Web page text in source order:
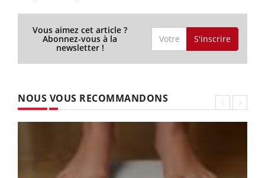
Vous aimez cet article ?
Abonnez-vous à la
newsletter !
S'inscrire
NOUS VOUS RECOMMANDONS